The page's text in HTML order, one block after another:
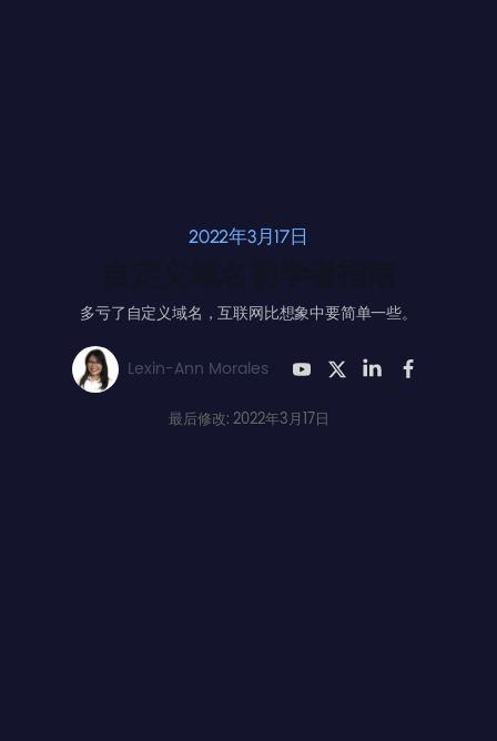
2022年3月17日
多亏了自定义域名，互联网比想象中要简单一些。
Lexin-Ann Morales
最后修改: 2022年3月17日